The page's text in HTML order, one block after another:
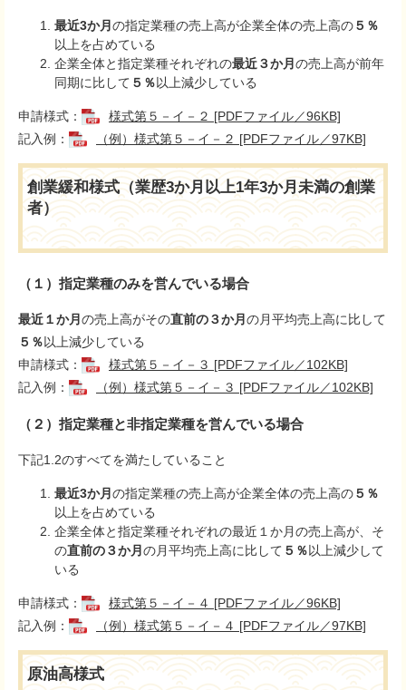
最近3か月 の指定業種の売上高が企業全体の売上高の５％
以上を占めている
企業全体と指定業種それぞれの最近３か月 の売上高が前年
同期に比して ５％以上減少している
​申請様式：
様式第５－イ－２ [PDFファイル／96KB]
記入例：
（例）様式第５－イ－２ [PDFファイル／97KB]
創業緩和様式（業歴3か月以上1年3か月未満の創業
者）
（１）指定業種のみを営んでいる場合
最近１か月 の売上高がその直前の３か月 の月平均売上高に比して
５％以上減少している​
申請様式：
様式第５－イ－３ [PDFファイル／102KB]
記入例：
（例）様式第５－イ－３ [PDFファイル／102KB]
（２）指定業種と非指定業種を営んでいる場合
下記1.2のすべてを満たしていること
最近3か月 の指定業種の売上高が企業全体の売上高の５％
以上を占めている
企業全体と指定業種それぞれの最近１か月の売上高が、そ
の直前の３か月 の月平均売上高に比して ５％以上減少して
いる​
申請様式：
様式第５－イ－４ [PDFファイル／96KB]
記入例：
（例）様式第５－イ－４ [PDFファイル／97KB]
原油高様式